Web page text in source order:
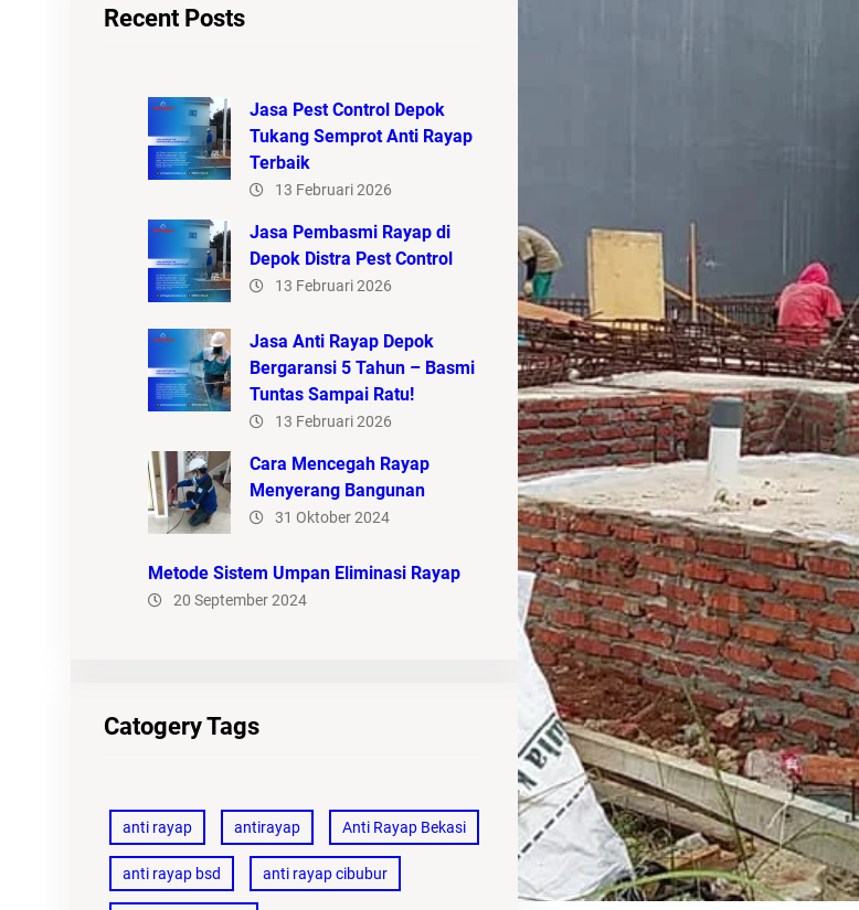
Recent Posts
Jasa Pest Control Depok
Tukang Semprot Anti Rayap
Terbaik
13 Februari 2026
Jasa Pembasmi Rayap di
Depok Distra Pest Control
13 Februari 2026
Jasa Anti Rayap Depok
Bergaransi 5 Tahun – Basmi
Tuntas Sampai Ratu!
13 Februari 2026
Cara Mencegah Rayap
Menyerang Bangunan
31 Oktober 2024
Metode Sistem Umpan Eliminasi Rayap
20 September 2024
Catogery Tags
anti rayap antirayap Anti Rayap Bekasi
anti rayap bsd anti rayap cibubur